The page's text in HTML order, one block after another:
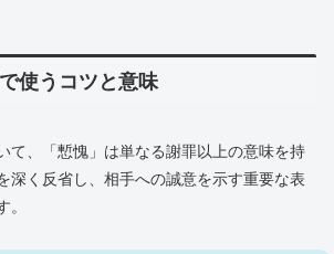
使うコツと意味
て、「慙愧」は単なる謝罪以上の意味を持
深く反省し、相手への誠意を示す重要な表
。